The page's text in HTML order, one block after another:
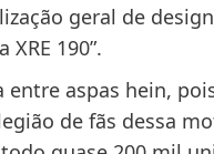
geral de
XRE 190”.
entre aspas hein,
de fãs dessa